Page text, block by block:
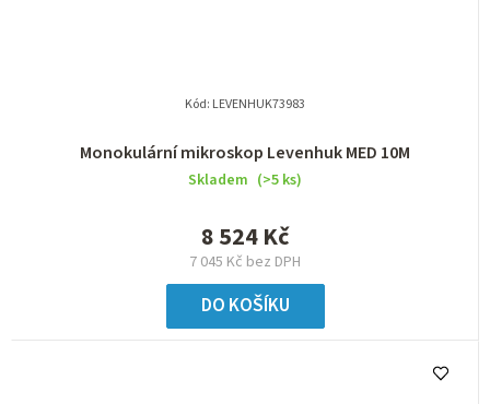
Monokulární mikroskop Levenhuk MED 10M
Skladem (>5 ks)
7 045 Kč bez DPH
8 524 Kč
DO KOŠÍKU
Kód: LEVENHUK73983